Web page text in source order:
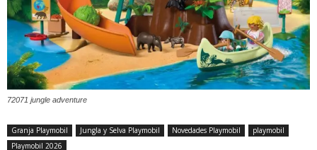
72071 jungle adventure
Granja Playmobil Jungla y Selva Playmobil Novedades Playmobil
playmobil
Playmobil 2026